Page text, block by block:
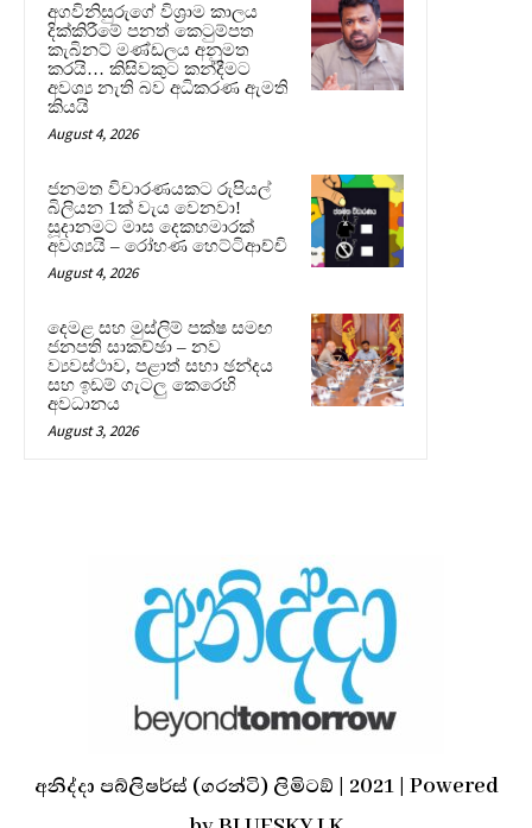
අගවිනිසුරුගේ විශ්‍රාම කාලය
දික්කිරීමේ පනත් කෙටුම්පත
කැබිනට් මණ්ඩලය අනුමත
කරයි… කිසිවකුට කන්දීමට
අවශ්‍ය නැති බව අධිකරණ ඇමති
කියයි
August 4, 2026
ජනමත විචාරණයකට රුපියල්
බිලියන 1ක් වැය වෙනවා!
සූදානමට මාස දෙකහමාරක්
අවශ්‍යයි – රෝහණ හෙට්ටිආච්චි
August 4, 2026
දෙමළ සහ මුස්ලිම් පක්ෂ සමඟ
ජනපති සාකච්ඡා – නව
ව්‍යවස්ථාව, පළාත් සභා ඡන්දය
සහ ඉඩම් ගැටලු කෙරෙහි
අවධානය
August 3, 2026
අනිද්දා පබ්ලිෂර්ස් (ගරන්ටි) ලිමිටඞ් | 2021 | Powered